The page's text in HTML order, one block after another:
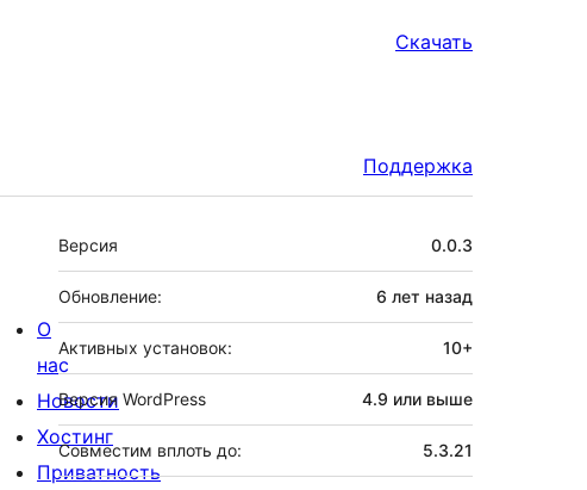
Скачать
Поддержка
Мета
Версия 0.0.3
Обновление: 6 лет назад
Активных установок: 10+
Версия WordPress 4.9 или выше
Совместим вплоть до: 5.3.21
О
нас
Новости
Хостинг
Приватность